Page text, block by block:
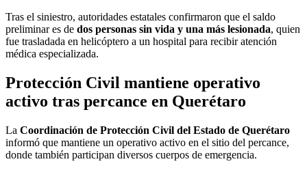
Tras el siniestro, autoridades estatales confirmaron que el saldo
preliminar es de dos personas sin vida y una más lesionada, quien
fue trasladada en helicóptero a un hospital para recibir atención
médica especializada.
Protección Civil mantiene operativo
activo tras percance en Querétaro
La Coordinación de Protección Civil del Estado de Querétaro
informó que mantiene un operativo activo en el sitio del percance,
donde también participan diversos cuerpos de emergencia.